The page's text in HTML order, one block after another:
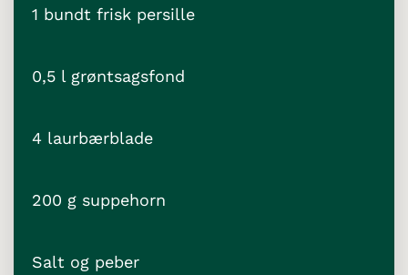
1 bundt frisk persille
0,5 l grøntsagsfond
4 laurbærblade
200 g suppehorn
Salt og peber